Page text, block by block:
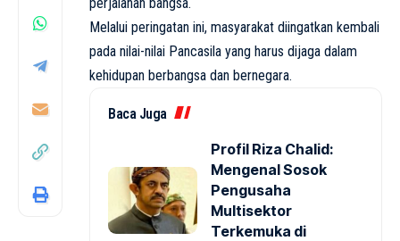
Melalui peringatan ini, masyarakat diingatkan kembali
pada nilai-nilai Pancasila yang harus dijaga dalam
kehidupan berbangsa dan bernegara.
Baca Juga
Profil Riza Chalid:
Mengenal Sosok
Pengusaha
Multisektor
Terkemuka di